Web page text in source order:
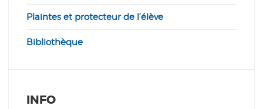
Plaintes et protecteur de l’élève
Bibliothèque
INFO